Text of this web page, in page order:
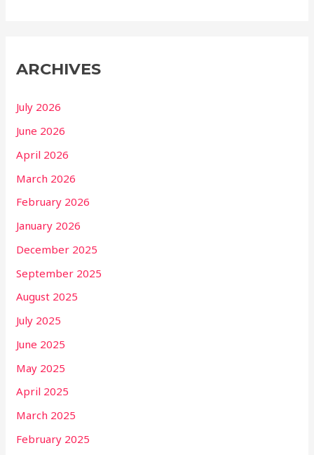
ARCHIVES
July 2026
June 2026
April 2026
March 2026
February 2026
January 2026
December 2025
September 2025
August 2025
July 2025
June 2025
May 2025
April 2025
March 2025
February 2025